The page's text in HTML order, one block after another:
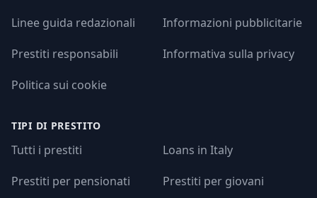
Linee guida redazionali
Informazioni pubblicitarie
Prestiti responsabili
Informativa sulla privacy
Politica sui cookie
TIPI DI PRESTITO
Tutti i prestiti
Loans in Italy
Prestiti per pensionati
Prestiti per giovani